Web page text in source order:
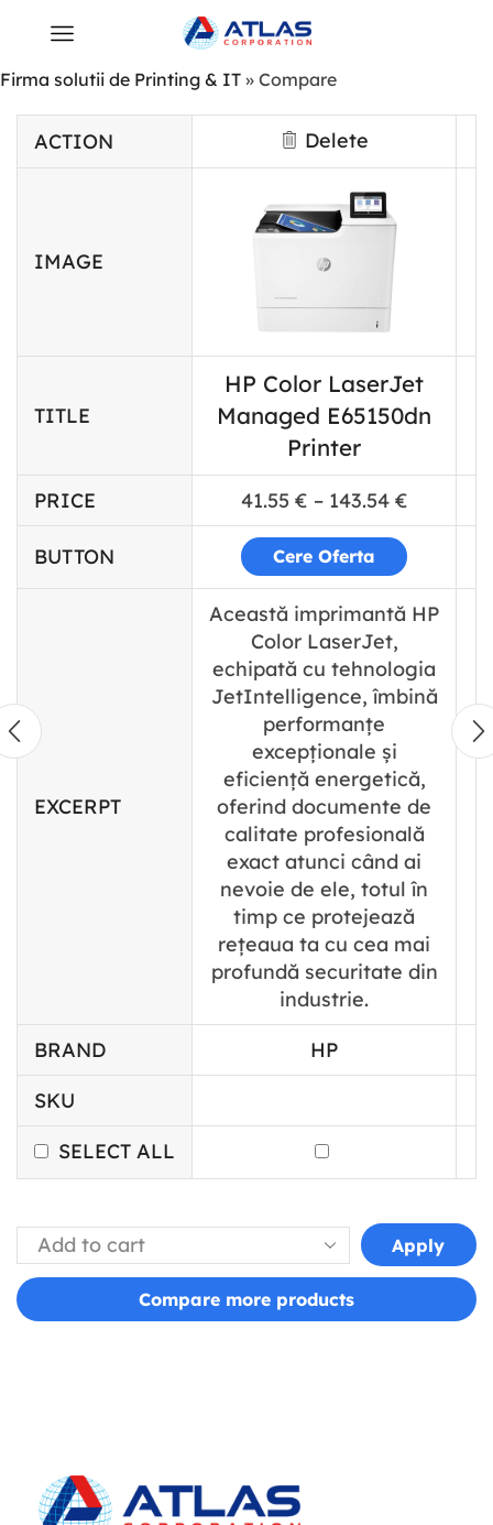
Firma solutii de Printing & IT » Compare
ACTION Delete
IMAGE
TITLE
HP Color LaserJet
Managed E65150dn
Printer
PRICE 41.55 € – 143.54 €
BUTTON Cere Oferta
EXCERPT
Această imprimantă HP
Color LaserJet,
echipată cu tehnologia
JetIntelligence, îmbină
performanțe
excepționale și
eficiență energetică,
oferind documente de
calitate profesională
exact atunci când ai
nevoie de ele, totul în
timp ce protejează
rețeaua ta cu cea mai
profundă securitate din
industrie.
BRAND
HP
SKU
SELECT ALL
Apply
Compare more products